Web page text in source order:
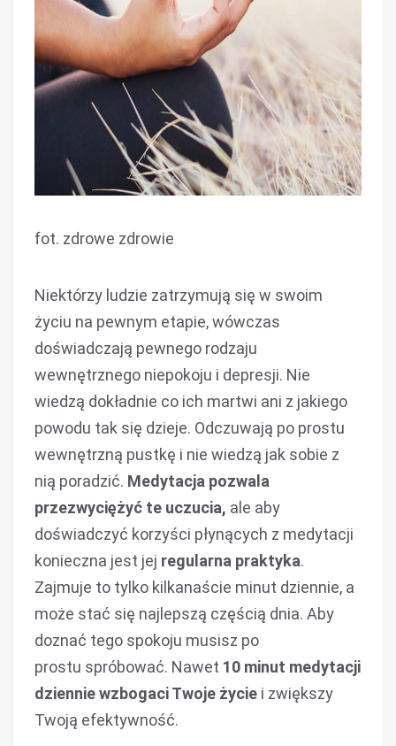
fot. zdrowe zdrowie
Niektórzy ludzie zatrzymują się w swoim
życiu na pewnym etapie, wówczas
doświadczają pewnego rodzaju
wewnętrznego niepokoju i depresji. Nie
wiedzą dokładnie co ich martwi ani z jakiego
powodu tak się dzieje. Odczuwają po prostu
wewnętrzną pustkę i nie wiedzą jak sobie z
nią poradzić. Medytacja pozwala
przezwyciężyć te uczucia, ale aby
doświadczyć korzyści płynących z medytacji
konieczna jest jej regularna praktyka.
Zajmuje to tylko kilkanaście minut dziennie, a
może stać się najlepszą częścią dnia. Aby
doznać tego spokoju musisz po
prostu spróbować. Nawet 10 minut medytacji
dziennie wzbogaci Twoje życie i zwiększy
Twoją efektywność.